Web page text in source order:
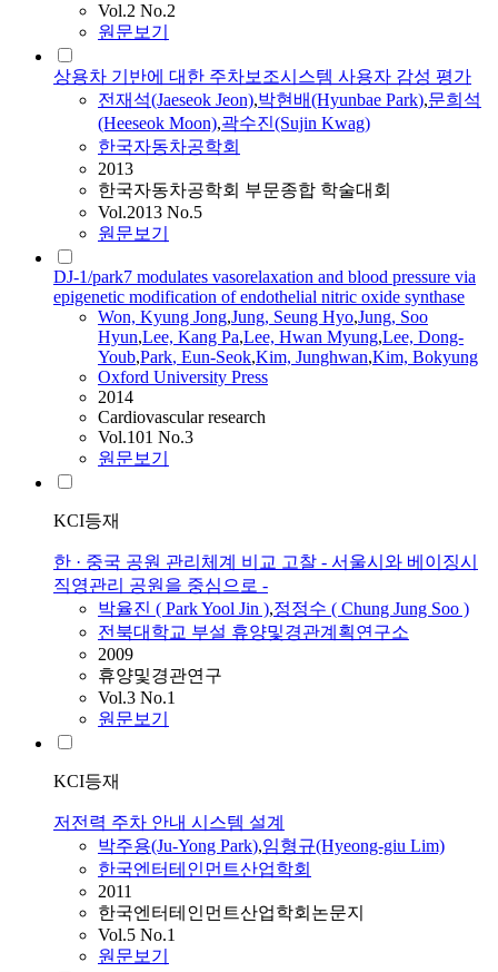
Vol.2 No.2
원문보기
상용차 기반에 대한 주차보조시스템 사용자 감성 평가
전재석(Jaeseok Jeon),박현배(Hyunbae Park),문희석
(Heeseok Moon),곽수진(Sujin Kwag)
한국자동차공학회
2013
한국자동차공학회 부문종합 학술대회
Vol.2013 No.5
원문보기
DJ-1/park7 modulates vasorelaxation and blood pressure via
epigenetic modification of endothelial nitric oxide synthase
Won, Kyung Jong,Jung, Seung Hyo,Jung, Soo
Hyun,Lee, Kang Pa,Lee, Hwan Myung,Lee, Dong-
Youb,Park, Eun-Seok,Kim, Junghwan,Kim, Bokyung
Oxford University Press
2014
Cardiovascular research
Vol.101 No.3
원문보기
KCI등재
한 · 중국 공원 관리체계 비교 고찰 - 서울시와 베이징시
직영관리 공원을 중심으로 -
박율진 ( ParkYool Jin ),정정수 ( Chung Jung Soo )
전북대학교 부설 휴양및경관계획연구소
2009
휴양및경관연구
Vol.3 No.1
원문보기
KCI등재
저전력 주차 안내 시스템 설계
박주용(Ju-Yong Park),임형규(Hyeong-giu Lim)
한국엔터테인먼트산업학회
2011
한국엔터테인먼트산업학회논문지
Vol.5 No.1
원문보기